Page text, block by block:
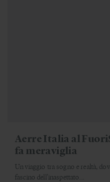
Aerre Italia al
fa meraviglia
Un viaggio tra sogno e realtà,
fascino dell’inaspettato...